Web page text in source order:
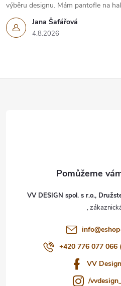
Jana Šafářová
4.8.2026
výběru designu. Mám pantofle na
VV DESIGN spol. s r.o.,
info@
+420 776 077 066
VV
/